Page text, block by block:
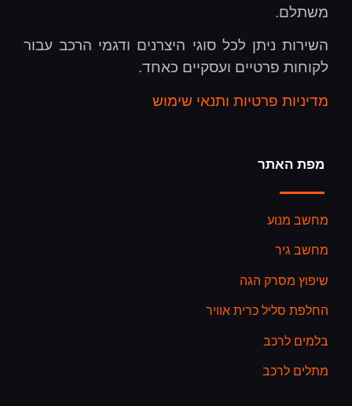
משתלם.
השירות ניתן לכל סוגי היצרנים ודגמי הרכב עבור
לקוחות פרטיים ועסקיים כאחד.
מדיניות פרטיות ותנאי שימוש
מפת האתר
מחשב מנוע
מחשב גיר
שיפוץ מסרק הגה
החלפת סליל כרית אוויר
בלמים לרכב
מתלים לרכב